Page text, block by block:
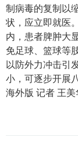
制病毒的复制以
状，应立即就医
内，患者脾肿大
免足球、篮球等
以防外力冲击引
小，可逐步开展
海外版 记者 王美